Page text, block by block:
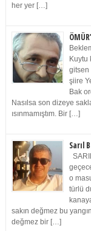
her yer […]
Kuytu
gitsen
şiire
Bak
Nasılsa son dizeye
ısınmamıştım. Bir […]
Sarıl
o
türlü
sakın değmez bu
değmez bir […]